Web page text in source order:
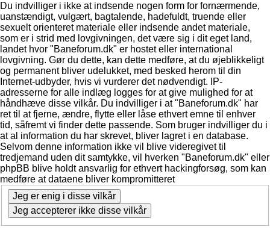
Du indvilliger i ikke at indsende nogen form for fornærmende,
uanstændigt, vulgært, bagtalende, hadefuldt, truende eller
sexuelt orienteret materiale eller indsende andet materiale,
som er i strid med lovgivningen, det være sig i dit eget land,
landet hvor "Baneforum.dk" er hostet eller international
lovgivning. Gør du dette, kan dette medføre, at du øjeblikkeligt
og permanent bliver udelukket, med besked herom til din
Internet-udbyder, hvis vi vurderer det nødvendigt. IP-
adresserne for alle indlæg logges for at give mulighed for at
håndhæve disse vilkår. Du indvilliger i at "Baneforum.dk" har
ret til at fjerne, ændre, flytte eller låse ethvert emne til enhver
tid, såfremt vi finder dette passende. Som bruger indvilliger du i
at al information du har skrevet, bliver lagret i en database.
Selvom denne information ikke vil blive videregivet til
tredjemand uden dit samtykke, vil hverken "Baneforum.dk" eller
phpBB blive holdt ansvarlig for ethvert hackingforsøg, som kan
medføre at dataene bliver kompromitteret